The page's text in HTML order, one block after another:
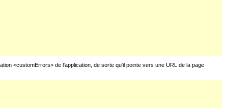
<customErrors> de l'application, de sorte qu'il pointe vers une URL de la page